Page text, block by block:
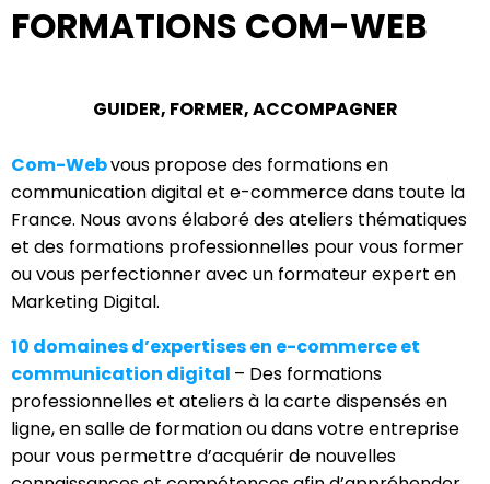
FORMATIONS COM-WEB
GUIDER, FORMER,ACCOMPAGNER
Com-Webvous propose des formations en
communication digital et e-commerce dans toute la
France. Nous avons élaboré des ateliers thématiques
et des formations professionnelles pour vous former
ou vous perfectionner avec un formateur expert en
Marketing Digital.
10 domaines d’expertises en e-commerce et
communication digital – Des formations
professionnelles et ateliers à la carte dispensés en
ligne, en salle de formation ou dans votre entreprise
pour vous permettre d’acquérir de nouvelles